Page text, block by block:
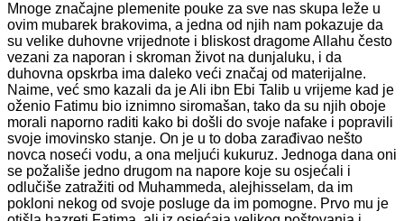
Mnoge značajne plemenite pouke za sve nas skupa leže u
ovim mubarek brakovima, a jedna od njih nam pokazuje da
su velike duhovne vrijednote i bliskost dragome Allahu često
vezani za naporan i skroman život na dunjaluku, i da
duhovna opskrba ima daleko veći značaj od materijalne.
Naime, već smo kazali da je Ali ibn Ebi Talib u vrijeme kad je
oženio Fatimu bio iznimno siromašan, tako da su njih oboje
morali naporno raditi kako bi došli do svoje nafake i popravili
svoje imovinsko stanje. On je u to doba zarađivao nešto
novca noseći vodu, a ona meljući kukuruz. Jednoga dana oni
se požališe jedno drugom na napore koje su osjećali i
odlučiše zatražiti od Muhammeda, alejhisselam, da im
pokloni nekog od svoje posluge da im pomogne. Prvo mu je